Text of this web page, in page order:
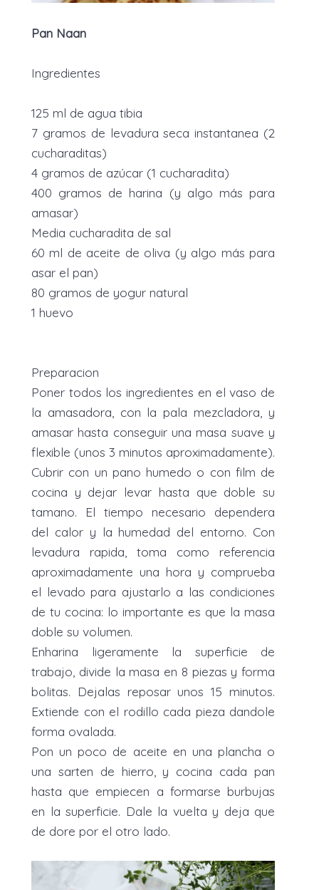
Pan Naan
Ingredientes
125 ml de agua tibia
7 gramos de levadura seca instantanea (2
cucharaditas)
4 gramos de azúcar (1 cucharadita)
400 gramos de harina (y algo más para
amasar)
Media cucharadita de sal
60 ml de aceite de oliva (y algo más para
asar el pan)
80 gramos de yogur natural
1 huevo
Preparacion
Poner todos los ingredientes en el vaso de
la amasadora, con la pala mezcladora, y
amasar hasta conseguir una masa suave y
flexible (unos 3 minutos aproximadamente).
Cubrir con un pano humedo o con film de
cocina y dejar levar hasta que doble su
tamano. El tiempo necesario dependera
del calor y la humedad del entorno. Con
levadura rapida, toma como referencia
aproximadamente una hora y comprueba
el levado para ajustarlo a las condiciones
de tu cocina: lo importante es que la masa
doble su volumen.
Enharina ligeramente la superficie de
trabajo, divide la masa en 8 piezas y forma
bolitas. Dejalas reposar unos 15 minutos.
Extiende con el rodillo cada pieza dandole
forma ovalada.
Pon un poco de aceite en una plancha o
una sarten de hierro, y cocina cada pan
hasta que empiecen a formarse burbujas
en la superficie. Dale la vuelta y deja que
de dore por el otro lado.